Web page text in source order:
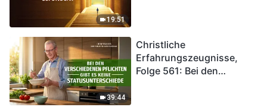
19:51
39:44
Christliche
Erfahrungszeugnisse,
Folge 561: Bei den